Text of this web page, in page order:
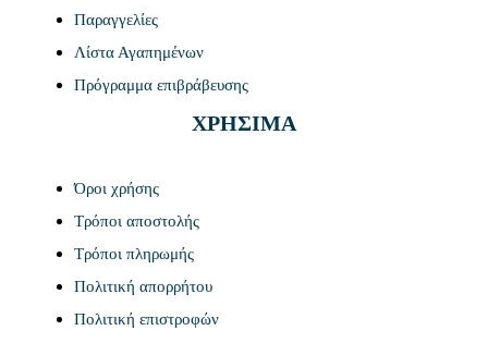
Παραγγελίες
Λίστα Αγαπημένων
Πρόγραμμα επιβράβευσης
ΧΡΗΣΙΜΑ
Όροι χρήσης
Τρόποι αποστολής
Τρόποι πληρωμής
Πολιτική απορρήτου
Πολιτική επιστροφών